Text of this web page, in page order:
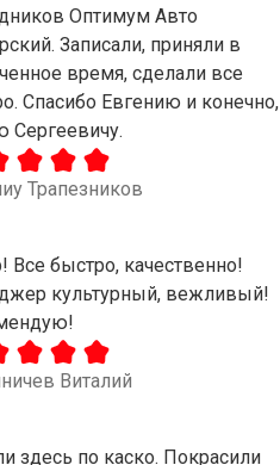
Оптимум Авто
Записали, приняли в
время, сделали все
Спасибо Евгению и конечно,
Сергеевичу.
Трапезников
Все быстро, качественно!
культурный, вежливый!
Виталий
здесь по каско. Покрасили